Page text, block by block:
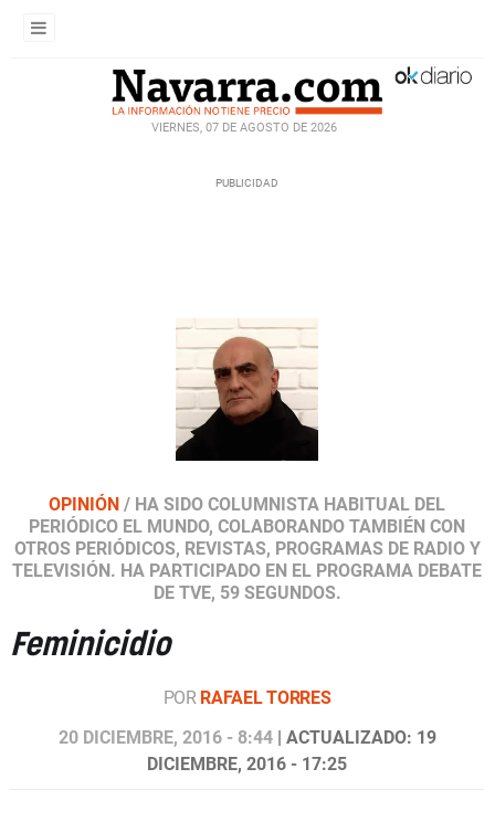
VIERNES, 07 DE AGOSTO DE 2026
OPINIÓN / HA SIDO COLUMNISTA HABITUAL DEL
PERIÓDICO EL MUNDO, COLABORANDO TAMBIÉN CON
OTROS PERIÓDICOS, REVISTAS, PROGRAMAS DE RADIO Y
TELEVISIÓN. HA PARTICIPADO EN EL PROGRAMA DEBATE
DE TVE, 59 SEGUNDOS.
Feminicidio
POR RAFAEL TORRES
20 DICIEMBRE, 2016 - 8:44| ACTUALIZADO: 19
DICIEMBRE, 2016 - 17:25